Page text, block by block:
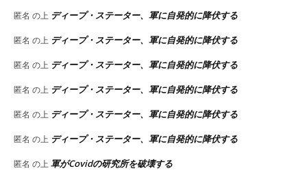
匿名 の上 ディープ・ステーター、軍に自発的に降伏する
匿名 の上 ディープ・ステーター、軍に自発的に降伏する
匿名 の上 ディープ・ステーター、軍に自発的に降伏する
匿名 の上 ディープ・ステーター、軍に自発的に降伏する
匿名 の上 ディープ・ステーター、軍に自発的に降伏する
匿名 の上 ディープ・ステーター、軍に自発的に降伏する
匿名 の上 軍がCovidの研究所を破壊する